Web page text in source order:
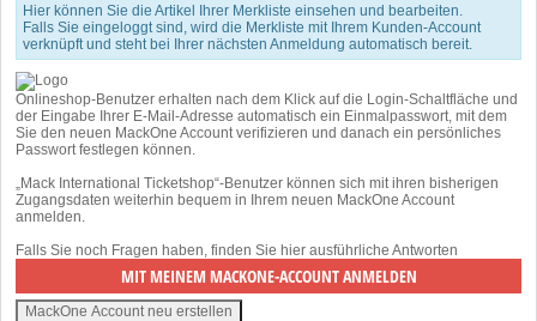
Hier können Sie die Artikel Ihrer Merkliste einsehen und bearbeiten.
Falls Sie eingeloggt sind, wird die Merkliste mit Ihrem Kunden-Account
verknüpft und steht bei Ihrer nächsten Anmeldung automatisch bereit.
Onlineshop-Benutzer erhalten nach dem Klick auf die Login-Schaltfläche und
der Eingabe Ihrer E-Mail-Adresse automatisch ein Einmalpasswort, mit dem
Sie den neuen MackOne Account verifizieren und danach ein persönliches
Passwort festlegen können.
„Mack International Ticketshop“-Benutzer können sich mit ihren bisherigen
Zugangsdaten weiterhin bequem in Ihrem neuen MackOne Account
anmelden.
Falls Sie noch Fragen haben, finden Sie hier ausführliche Antworten